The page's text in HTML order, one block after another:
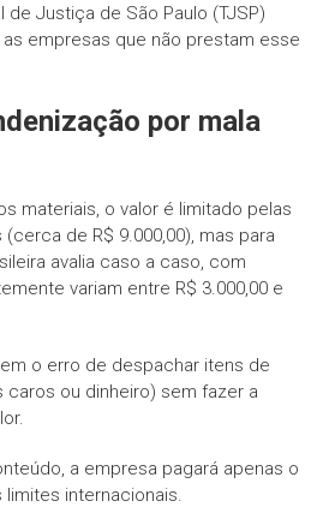
de Justiça de São Paulo (TJSP)
empresas que não prestam esse
por mala
materiais, o valor é limitado pelas
de R$ 9.000,00), mas para
avalia caso a caso, com
variam entre R$ 3.000,00 e
o erro de despachar itens de
caros ou dinheiro) sem fazer a
a empresa pagará apenas o
internacionais.